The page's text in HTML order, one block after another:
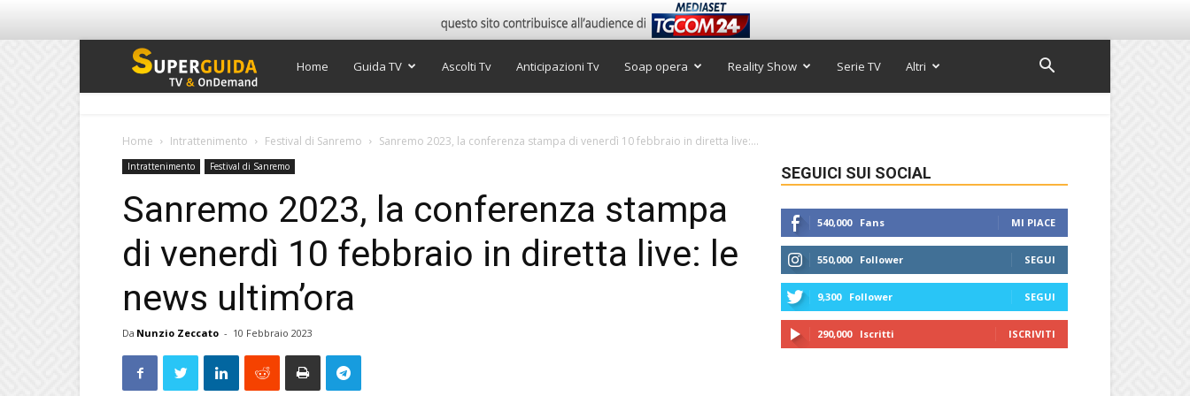
Super
TV
Home Guida TV Ascolti Tv Anticipazioni Tv Soap opera Reality Show Serie TV Altri
Home Intrattenimento Festival di Sanremo Sanremo 2023, la conferenza stampa di venerdì 10 febbraio in diretta live:...
Intrattenimento Festival di Sanremo
Sanremo 2023, la conferenza stampa
di venerdì 10 febbraio in diretta live: le
news ultim’ora
Da Nunzio Zeccato - 10 Febbraio 2023
SEGUICI SUI SOCIAL
540,000 Fans MI PIACE
550,000 Follower SEGUI
9,300 Follower SEGUI
290,000 Iscritti ISCRIVITI